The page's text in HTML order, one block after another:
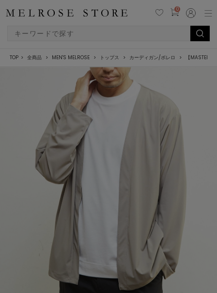
0
TOP 全商品 MEN'S MELROSE トップス カーディガン/ボレロ 【MASTER